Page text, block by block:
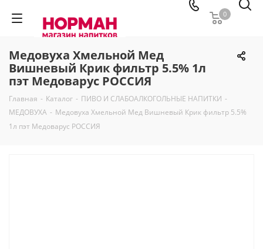
0
Медовуха Хмельной Мед
Вишневый Крик фильтр 5.5% 1л
пэт Медоварус РОССИЯ
Главная - Каталог - ПИВО И СЛАБОАЛКОГОЛЬНЫЕ НАПИТКИ -
МЕДОВУХА - Медовуха Хмельной Мед Вишневый Крик фильтр 5.5%
1л пэт Медоварус РОССИЯ